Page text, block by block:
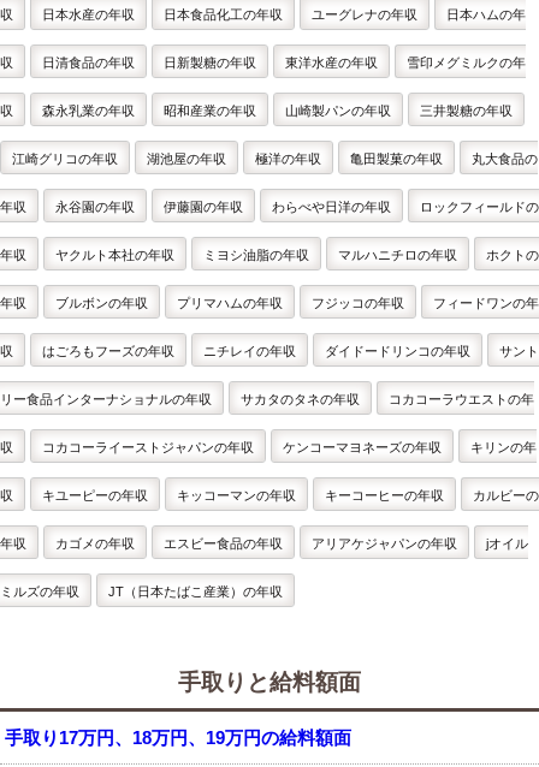
収 日本水産の年収 日本食品化工の年収 ユーグレナの年収 日本ハムの年
収 日清食品の年収 日新製糖の年収 東洋水産の年収 雪印メグミルクの年
収 森永乳業の年収 昭和産業の年収 山崎製パンの年収 三井製糖の年収
江崎グリコの年収 湖池屋の年収 極洋の年収 亀田製菓の年収 丸大食品の
年収 永谷園の年収 伊藤園の年収 わらべや日洋の年収 ロックフィールドの
年収 ヤクルト本社の年収 ミヨシ油脂の年収 マルハニチロの年収 ホクトの
年収 ブルボンの年収 プリマハムの年収 フジッコの年収 フィードワンの年
収 はごろもフーズの年収 ニチレイの年収 ダイドードリンコの年収 サント
リー食品インターナショナルの年収 サカタのタネの年収 コカコーラウエストの年
収 コカコーライーストジャパンの年収 ケンコーマヨネーズの年収 キリンの年
収 キユーピーの年収 キッコーマンの年収 キーコーヒーの年収 カルビーの
年収 カゴメの年収 エスビー食品の年収 アリアケジャパンの年収 jオイル
ミルズの年収 JT（日本たばこ産業）の年収
手取りと給料額面
手取り17万円、18万円、19万円の給料額面